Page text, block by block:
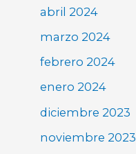
abril 2024
marzo 2024
febrero 2024
enero 2024
diciembre 2023
noviembre 2023